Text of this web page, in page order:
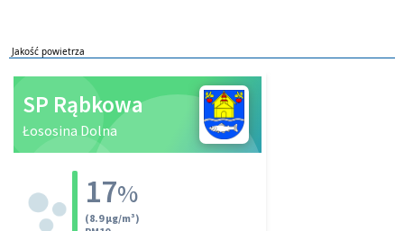
Jakość powietrza